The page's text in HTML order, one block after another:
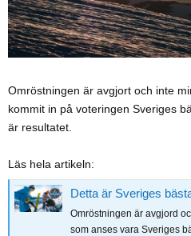
Omröstningen är avgjort och inte
kommit in på voteringen Sveriges
är resultatet.
Läs hela artikeln:
Detta är Sveriges
Omröstningen är avgjord
som anses vara Sveriges